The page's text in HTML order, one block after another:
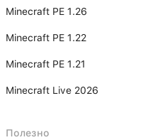
Minecraft PE 1.26
Minecraft PE 1.22
Minecraft PE 1.21
Minecraft Live 2026
Полезно